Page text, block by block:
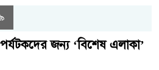
জন্য ‘বিশেষ এলাকা’